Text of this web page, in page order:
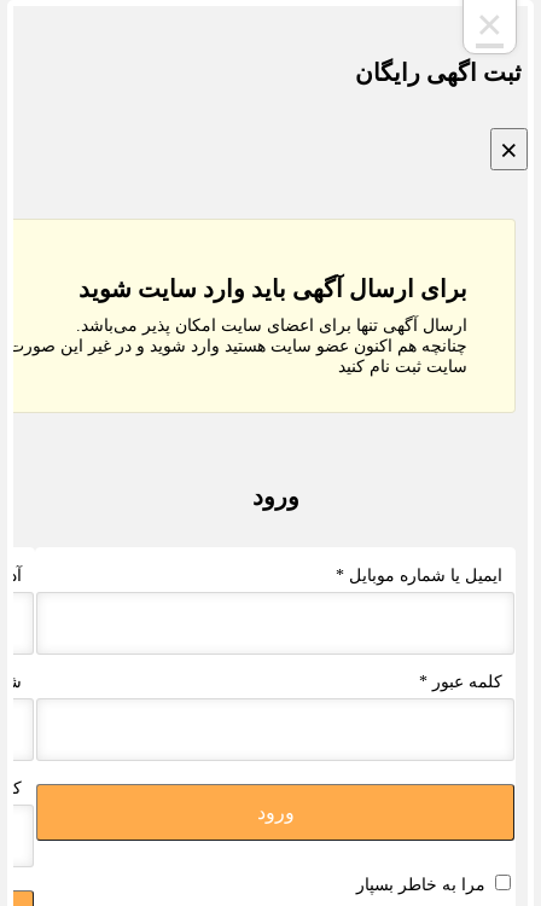
اگهی رایگان
برای ارسال آگهی باید وارد سایت شوید
ارسال آگهی تنها برای اعضای سایت امکان پذیر می‌باشد.
چنانچه هم‌ اکنون عضو سایت هستید وارد شوید و در غیر این صورت در
سایت ثبت نام کنید
ورود
ایمیل یا شماره موبایل*
کلمه عبور *
مرا به خاطر بسپار
آدرس
شماره
کلمه